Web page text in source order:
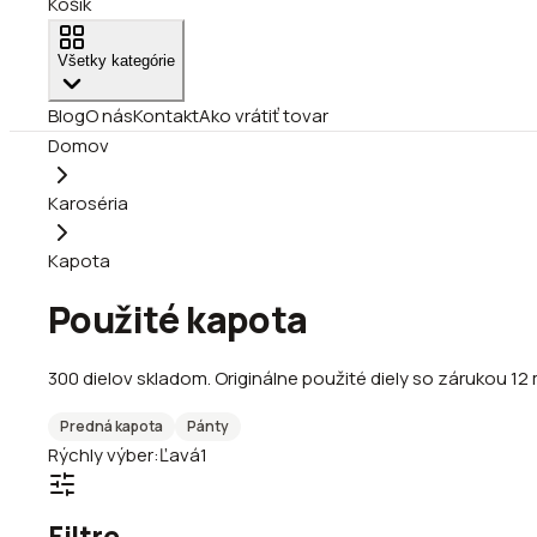
Všetky kategórie
BlogO násKontaktAko vrátiť tovar
Domov
Karoséria
Kapota
Použité kapota
300dielovskladom.Originálne použité diely so zárukou 12
Predná kapota Pánty
Rýchly výber:Ľavá1